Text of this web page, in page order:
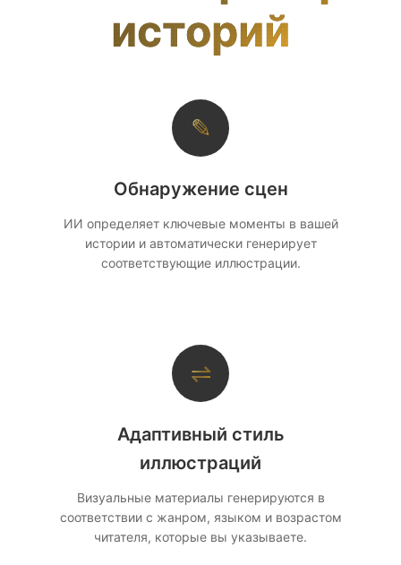
историй
✎
Обнаружение сцен
ИИ определяет ключевые моменты в вашей
истории и автоматически генерирует
соответствующие иллюстрации.
⇌
Адаптивный стиль
иллюстраций
Визуальные материалы генерируются в
соответствии с жанром, языком и возрастом
читателя, которые вы указываете.